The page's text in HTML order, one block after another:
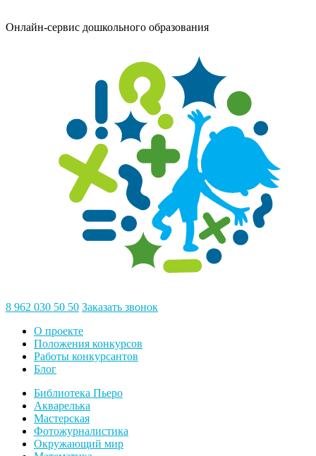
Онлайн-сервис дошкольного образования
8 962 030 50 50 Заказать звонок
О проекте
Положения конкурсов
Работы конкурсантов
Блог
Библиотека Пьеро
Акварелька
Мастерская
Фотожурналистика
Окружающий мир